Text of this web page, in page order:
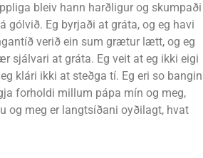
bleiv hann harðligur og skumpaði
gólvið. Eg byrjaði at gráta, og eg havi
verið ein sum grætur lætt, og eg
sjálvari at gráta. Eg veit at eg ikki eigi
klári ikki at steðga tí. Eg eri so bangin
forholdi millum pápa mín og meg,
og meg er langtsíðani oyðilagt, hvat